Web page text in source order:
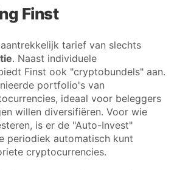
Finst
tarief van slechts
. Naast individuele
Finst ook "cryptobundels" aan.
portfolio's van
ideaal voor beleggers
willen diversifiëren. Voor wie
is er de "Auto-Invest"
periodiek automatisch kunt
cryptocurrencies.